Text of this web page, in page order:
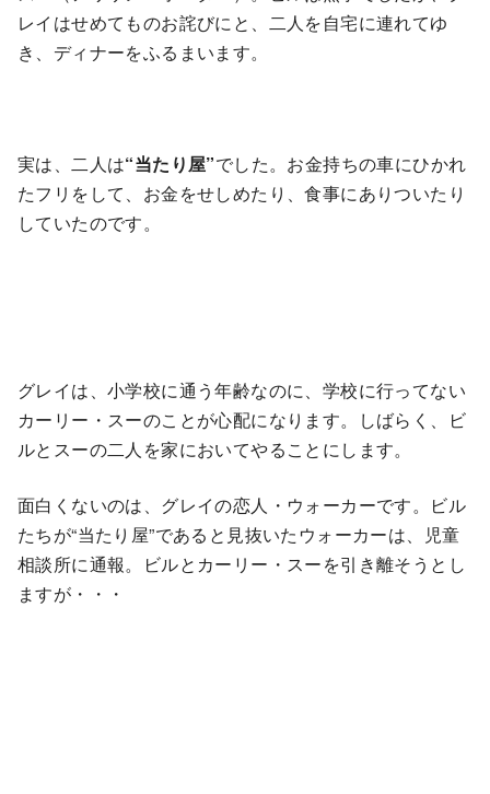
レイはせめてものお詫びにと、二人を自宅に連れてゆ
き、ディナーをふるまいます。
実は、二人は“当たり屋”でした。お金持ちの車にひかれ
たフリをして、お金をせしめたり、食事にありついたり
していたのです。
グレイは、小学校に通う年齢なのに、学校に行ってない
カーリー・スーのことが心配になります。しばらく、ビ
ルとスーの二人を家においてやることにします。
面白くないのは、グレイの恋人・ウォーカーです。ビル
たちが“当たり屋”であると見抜いたウォーカーは、児童
相談所に通報。ビルとカーリー・スーを引き離そうとし
ますが・・・